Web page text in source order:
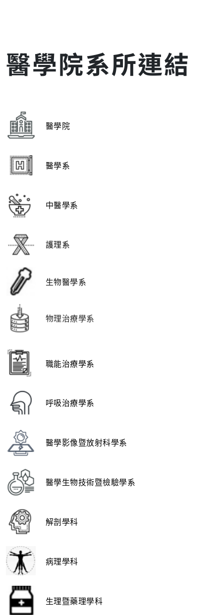
醫學院系所連結
醫學院
醫學系
中醫學系
護理系
職能治療學系
呼吸治療學系
醫學影像暨放射科學系
醫學生物技術暨檢驗學系
解剖學科
病理學科
生理暨藥理學科